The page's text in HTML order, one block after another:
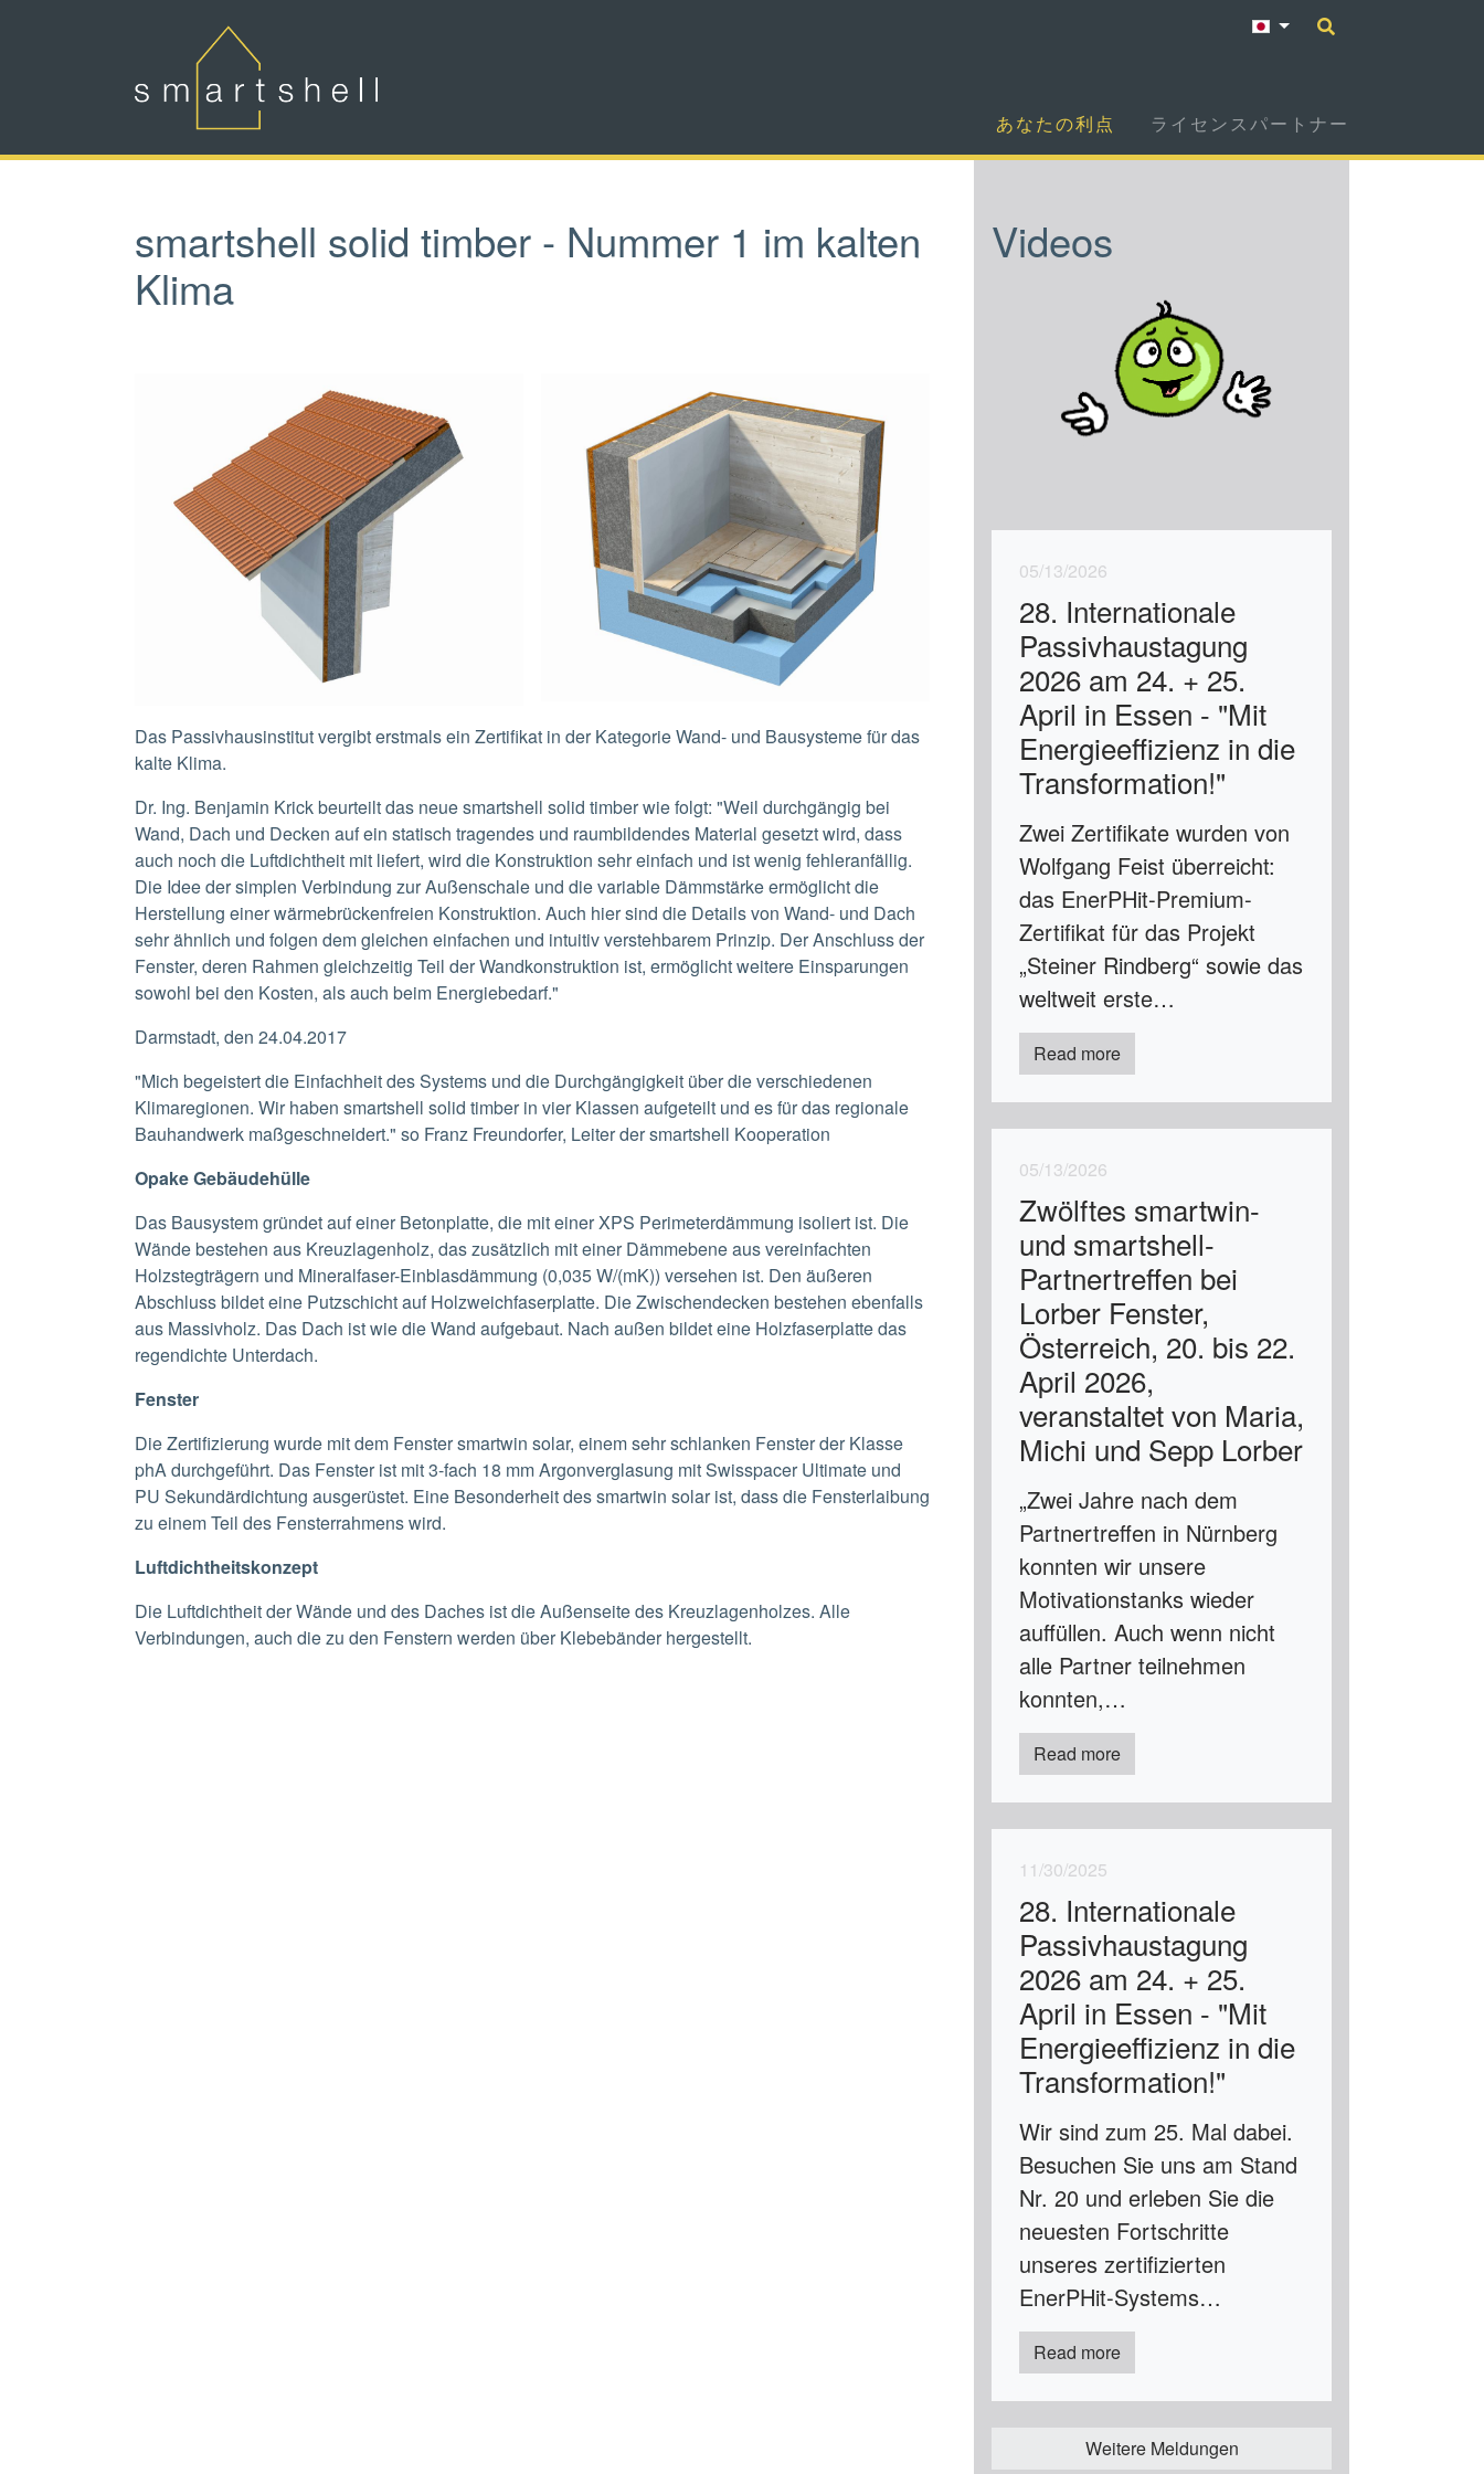
Skip to main content
あなたの利点 ライセンスパートナー
smartshell solid timber - Nummer 1 im kalten
Klima
Das Passivhausinstitut vergibt erstmals ein Zertifikat in der Kategorie Wand- und Bausysteme für das
kalte Klima.
Dr. Ing. Benjamin Krick beurteilt das neue smartshell solid timber wie folgt: "Weil durchgängig bei
Wand, Dach und Decken auf ein statisch tragendes und raumbildendes Material gesetzt wird, dass
auch noch die Luftdichtheit mit liefert, wird die Konstruktion sehr einfach und ist wenig fehleranfällig.
Die Idee der simplen Verbindung zur Außenschale und die variable Dämmstärke ermöglicht die
Herstellung einer wärmebrückenfreien Konstruktion. Auch hier sind die Details von Wand- und Dach
sehr ähnlich und folgen dem gleichen einfachen und intuitiv verstehbarem Prinzip. Der Anschluss der
Fenster, deren Rahmen gleichzeitig Teil der Wandkonstruktion ist, ermöglicht weitere Einsparungen
sowohl bei den Kosten, als auch beim Energiebedarf."
Darmstadt, den 24.04.2017
"Mich begeistert die Einfachheit des Systems und die Durchgängigkeit über die verschiedenen
Klimaregionen. Wir haben smartshell solid timber in vier Klassen aufgeteilt und es für das regionale
Bauhandwerk maßgeschneidert." so Franz Freundorfer, Leiter der smartshell Kooperation
Opake Gebäudehülle
Das Bausystem gründet auf einer Betonplatte, die mit einer XPS Perimeterdämmung isoliert ist. Die
Wände bestehen aus Kreuzlagenholz, das zusätzlich mit einer Dämmebene aus vereinfachten
Holzstegträgern und Mineralfaser-Einblasdämmung (0,035 W/(mK)) versehen ist. Den äußeren
Abschluss bildet eine Putzschicht auf Holzweichfaserplatte. Die Zwischendecken bestehen ebenfalls
aus Massivholz. Das Dach ist wie die Wand aufgebaut. Nach außen bildet eine Holzfaserplatte das
regendichte Unterdach.
Fenster
Die Zertifizierung wurde mit dem Fenster smartwin solar, einem sehr schlanken Fenster der Klasse
phA durchgeführt. Das Fenster ist mit 3-fach 18 mm Argonverglasung mit Swisspacer Ultimate und
PU Sekundärdichtung ausgerüstet. Eine Besonderheit des smartwin solar ist, dass die Fensterlaibung
zu einem Teil des Fensterrahmens wird.
Luftdichtheitskonzept
Die Luftdichtheit der Wände und des Daches ist die Außenseite des Kreuzlagenholzes. Alle
Verbindungen, auch die zu den Fenstern werden über Klebebänder hergestellt.
Videos
05/13/2026
28. Internationale
Passivhaustagung
2026 am 24. + 25.
April in Essen - "Mit
Energieeffizienz in die
Transformation!"
Zwei Zertifikate wurden von
Wolfgang Feist überreicht:
das EnerPHit-Premium-
Zertifikat für das Projekt
„Steiner Rindberg“ sowie das
weltweit erste…
Read more
05/13/2026
Zwölftes smartwin-
und smartshell-
Partnertreffen bei
Lorber Fenster,
Österreich, 20. bis 22.
April 2026,
veranstaltet von Maria,
Michi und Sepp Lorber
„Zwei Jahre nach dem
Partnertreffen in Nürnberg
konnten wir unsere
Motivationstanks wieder
auffüllen. Auch wenn nicht
alle Partner teilnehmen
konnten,…
Read more
11/30/2025
28. Internationale
Passivhaustagung
2026 am 24. + 25.
April in Essen - "Mit
Energieeffizienz in die
Transformation!"
Wir sind zum 25. Mal dabei.
Besuchen Sie uns am Stand
Nr. 20 und erleben Sie die
neuesten Fortschritte
unseres zertifizierten
EnerPHit-Systems…
Read more
Weitere Meldungen